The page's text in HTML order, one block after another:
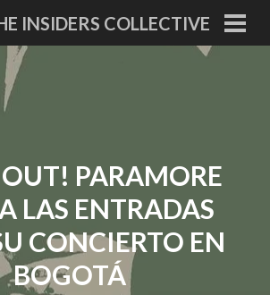
INSIDERS COLLECTIVE
OUT! PARAMORE
LAS ENTRADAS
CONCIERTO EN
BOGOTÁ